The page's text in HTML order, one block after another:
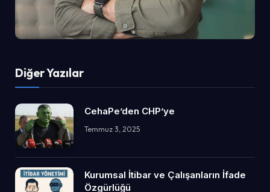
Diğer Yazılar
CehaPe’den CHP’ye
Temmuz 3, 2025
Kurumsal İtibar ve Çalışanların İfade
Özgürlüğü